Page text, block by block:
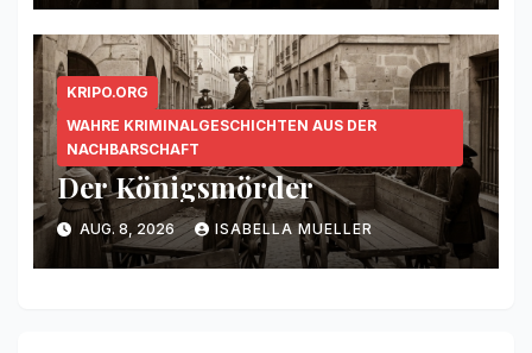
KRIPO.ORG
WAHRE KRIMINALGESCHICHTEN AUS DER
NACHBARSCHAFT
Der Königsmörder
AUG. 8, 2026 ISABELLA MUELLER